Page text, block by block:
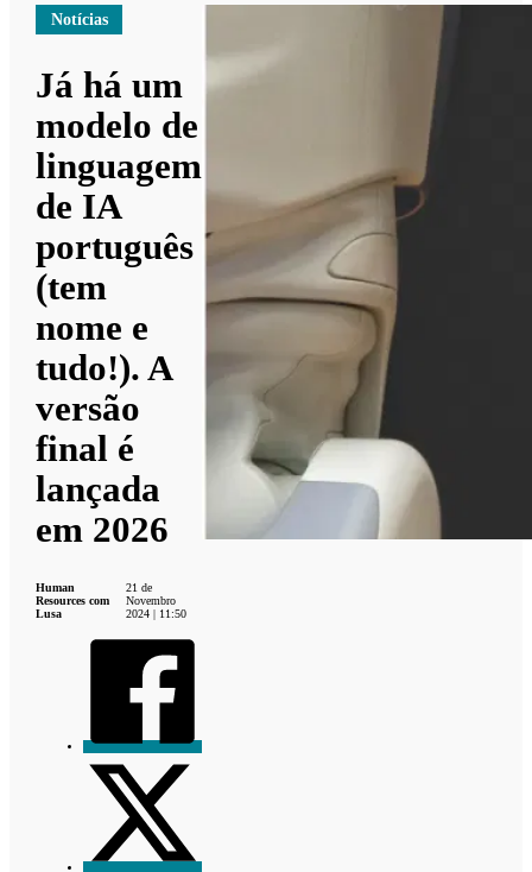
Notícias
Já há um
modelo de
linguagem
de IA
português
(tem
nome e
tudo!). A
versão
final é
lançada
em 2026
Human
Resources com
Lusa
21 de
Novembro
2024 | 11:50